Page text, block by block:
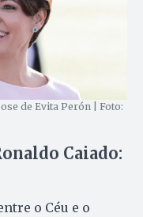
de Evita Perón | Foto:
Caiado:
o Céu e o